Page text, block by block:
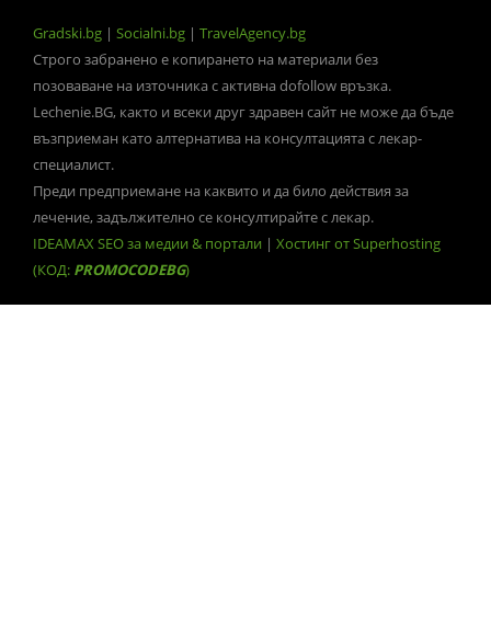
Gradski.bg | Socialni.bg | TravelAgency.bg
Строго забранено е копирането на материали без
позоваване на източника с активна dofollow връзка.
Lechenie.BG, както и всеки друг здравен сайт не може да бъде
възприеман като алтернатива на консултацията с лекар-
специалист.
Преди предприемане на каквито и да било действия за
лечение, задължително се консултирайте с лекар.
IDEAMAX SEO за медии & портали | Хостинг от Superhosting
(КОД: PROMOCODEBG)